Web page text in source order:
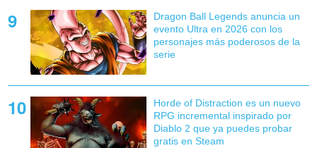
Dragon Ball Legends anuncia un
evento Ultra en 2026 con los
personajes más poderosos de la
serie
Horde of Distraction es un nuevo
RPG incremental inspirado por
Diablo 2 que ya puedes probar
gratis en Steam